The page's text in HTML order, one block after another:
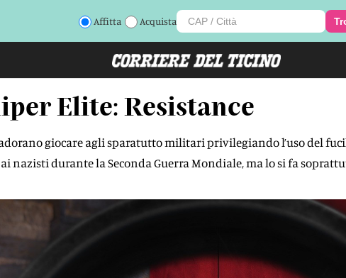
Affitta Acquista
Elite: Resistance
giocare agli sparatutto militari privilegiando l’uso del
nazisti durante la Seconda Guerra Mondiale, ma lo si fa